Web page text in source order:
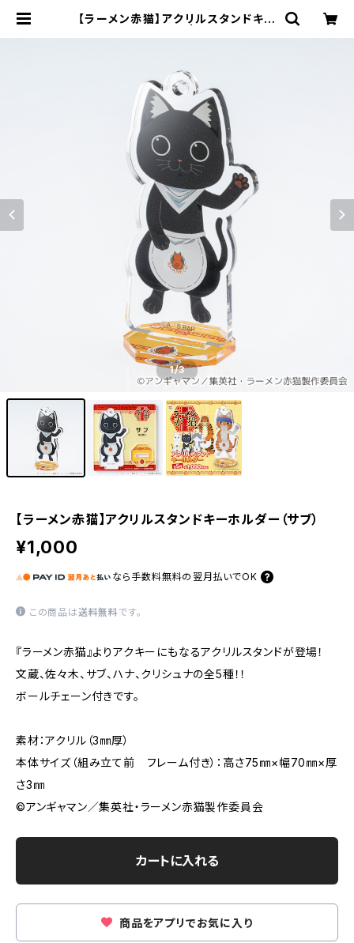
【ラーメン赤猫】アクリルスタンドキー
1/3
【ラーメン赤猫】アクリルスタンドキーホルダー（サブ）
¥1,000
なら 手数料無料の 翌月払いでOK
この商品は送料無料です。
『ラーメン赤猫』よりアクキーにもなるアクリルスタンドが登場！
文蔵、佐々木、サブ、ハナ、クリシュナの全5種！！
ボールチェーン付きです。
素材：アクリル（3㎜厚）
本体サイズ（組み立て前 フレーム付き）：高さ75㎜×幅70㎜×厚
さ3㎜
©アンギャマン／集英社・ラーメン赤猫製作委員会
カートに入れる
商品をアプリでお気に入り